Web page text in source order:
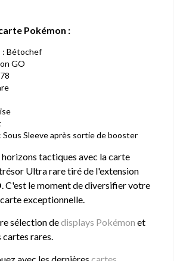
Pokémon :
: Bétochef
GO
Sous Sleeve après sortie de booster
horizons tactiques avec la carte
trésor Ultra rare tiré de l'extension
. C'est le moment de diversifier votre
exceptionnelle.
sélection dedisplays Pokémon et
cartes rares.